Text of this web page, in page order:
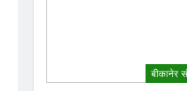
बीकानेर